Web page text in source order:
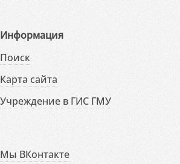
Информация
Поиск
Карта сайта
Учреждение в ГИС ГМУ
Мы ВКонтакте